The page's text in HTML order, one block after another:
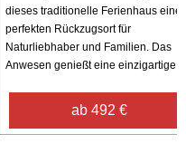
dieses traditionelle Ferienhaus
perfekten Rückzugsort für
Naturliebhaber und Familien. Das
Anwesen genießt eine einzigartige ...
ab 492 €